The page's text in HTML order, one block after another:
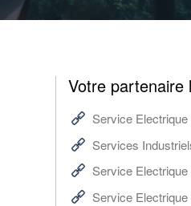
Votre partenaire
Service
Services
Service
Service